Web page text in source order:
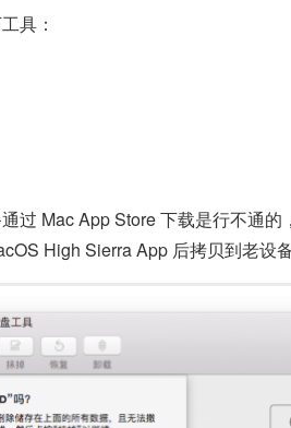
具：
过 Mac App Store 下载是行不通
High Sierra App 后拷贝到老设备